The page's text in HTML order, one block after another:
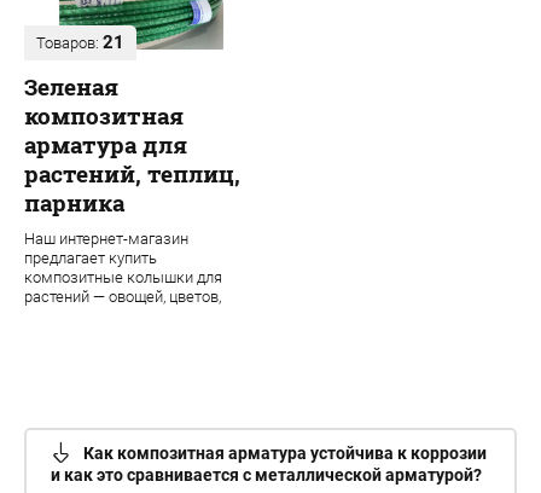
Товаров: 21
Зеленая
композитная
арматура для
растений, теплиц,
парника
Наш интернет-магазин
предлагает купить
композитные колышки для
растений — овощей, цветов,
Как композитная арматура устойчива к коррозии
и как это сравнивается с металлической арматурой?